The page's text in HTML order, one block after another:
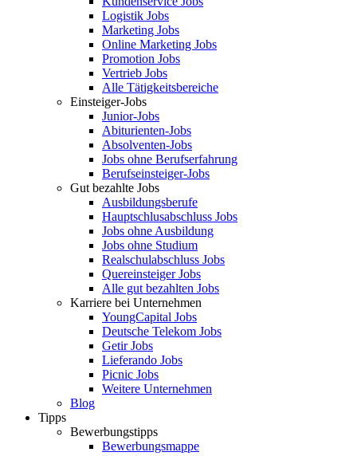
Logistik Jobs
Marketing Jobs
Online Marketing Jobs
Promotion Jobs
Vertrieb Jobs
Alle Tätigkeitsbereiche
Einsteiger-Jobs
Junior-Jobs
Abiturienten-Jobs
Absolventen-Jobs
Jobs ohne Berufserfahrung
Berufseinsteiger-Jobs
Gut bezahlte Jobs
Ausbildungsberufe
Hauptschlusabschluss Jobs
Jobs ohne Ausbildung
Jobs ohne Studium
Realschulabschluss Jobs
Quereinsteiger Jobs
Alle gut bezahlten Jobs
Karriere bei Unternehmen
YoungCapital Jobs
Deutsche Telekom Jobs
Getir Jobs
Lieferando Jobs
Picnic Jobs
Weitere Unternehmen
Blog
Tipps
Bewerbungstipps
Bewerbungsmappe